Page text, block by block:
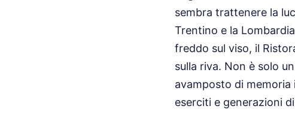
sembra trattenere la
Trentino e la
freddo sul viso, il
sulla riva. Non è solo
avamposto di
eserciti e generazioni